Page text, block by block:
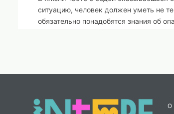
ситуацию, человек должен уметь не
обязательно понадобятся знания об
Наш покой и крепкий сон
О